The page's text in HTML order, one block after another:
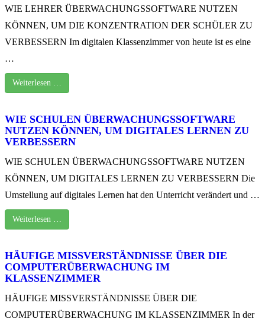
WIE LEHRER ÜBERWACHUNGSSOFTWARE NUTZEN
KÖNNEN, UM DIE KONZENTRATION DER SCHÜLER ZU
VERBESSERN Im digitalen Klassenzimmer von heute ist es eine
…
Weiterlesen …
WIE SCHULEN ÜBERWACHUNGSSOFTWARE
NUTZEN KÖNNEN, UM DIGITALES LERNEN ZU
VERBESSERN
WIE SCHULEN ÜBERWACHUNGSSOFTWARE NUTZEN
KÖNNEN, UM DIGITALES LERNEN ZU VERBESSERN Die
Umstellung auf digitales Lernen hat den Unterricht verändert und …
Weiterlesen …
HÄUFIGE MISSVERSTÄNDNISSE ÜBER DIE
COMPUTERÜBERWACHUNG IM
KLASSENZIMMER
HÄUFIGE MISSVERSTÄNDNISSE ÜBER DIE
COMPUTERÜBERWACHUNG IM KLASSENZIMMER In der